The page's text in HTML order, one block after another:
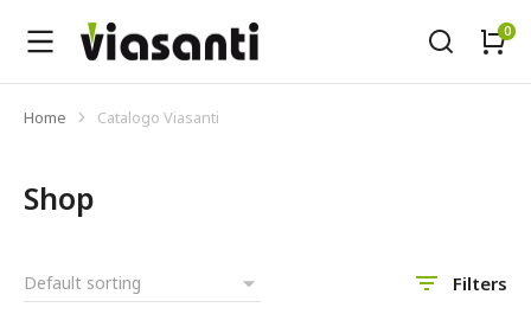
Tu sei qui:
Home Catalogo Viasanti
Shop
Filters